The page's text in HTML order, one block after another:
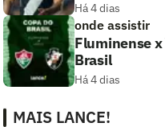
Há 4 dias
onde assistir
Fluminense x
Brasil
Há 4 dias
MAIS LANCE!